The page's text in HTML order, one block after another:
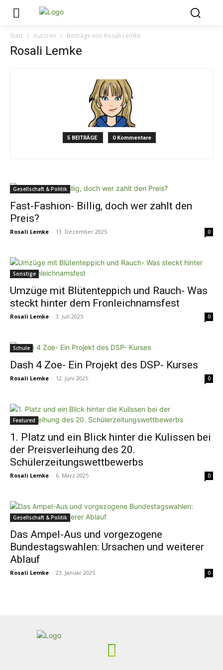
Start Autoren Beiträge von Rosali Lemke
Rosali Lemke
5 BEITRÄGE 0 Kommentare
Gesellschaft & Politik
Fast-Fashion- Billig, doch wer zahlt den
Preis?
Rosali Lemke - 13. Dezember 2025 0
Sonstige
Umzüge mit Blütenteppich und Rauch- Was
steckt hinter dem Fronleichnamsfest
Rosali Lemke - 3. Juli 2025 0
Schule
Dash 4 Zoe- Ein Projekt des DSP- Kurses
Rosali Lemke - 12. Juni 2025 0
Featured
1. Platz und ein Blick hinter die Kulissen bei
der Preisverleihung des 20.
Schülerzeitungswettbewerbs
Rosali Lemke - 6. März 2025 0
Gesellschaft & Politik
Das Ampel-Aus und vorgezogene
Bundestagswahlen: Ursachen und weiterer
Ablauf
Rosali Lemke - 23. Januar 2025 0